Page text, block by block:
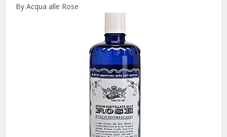
By Acqua alle Rose